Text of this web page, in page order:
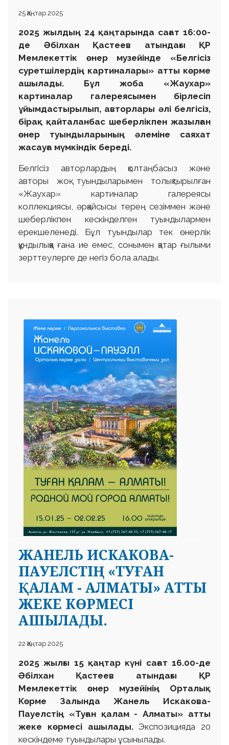
25 Қаңтар 2025
2025 жылдың 24 қаңтарында сағат 16:00-
де Әбілхан Қастеев атындағы ҚР
Мемлекеттік өнер музейінде «Белгісіз
суретшілердің картиналары» атты көрме
ашылады. Бұл жоба «Жаухар»
картиналар галереясымен бірлесіп
ұйымдастырылып, авторлары әлі белгісіз,
бірақ қайталанбас шеберлікпен жазылған
өнер туындыларының әлеміне саяхат
жасауға мүмкіндік береді.
Белгісіз авторлардың қолтаңбасыз және
авторы жоқ туындыларымен толықтырылған
«Жаухар» картиналар галереясы
коллекциясы, әрқайсысы терең сезіммен және
шеберлікпен кескінделген туындылармен
ерекшеленеді. Бұл туындылар тек өнерлік
құндылыққа ғана ие емес, сонымен қатар ғылыми
зерттеулерге де негіз бола алады.
ЖАНЕЛЬ ИСКАКОВА-
ПАУЕЛСТІҢ «ТУҒАН
ҚАЛАМ - АЛМАТЫ» АТТЫ
ЖЕКЕ КӨРМЕСІ
АШЫЛАДЫ.
22 Қаңтар 2025
2025 жылғы 15 қаңтар күні сағат 16.00-де
Әбілхан Қастеев атындағы ҚР
Мемлекеттік өнер музейінің Орталық
Көрме Залында Жанель Искакова-
Пауелстің «Туған қалам - Алматы» атты
жеке көрмесі ашылады.Экспозицияда 20
кескіндеме туындылары ұсынылады.